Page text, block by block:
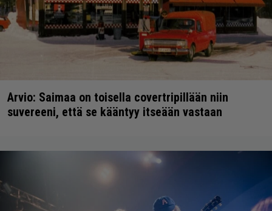
Arvio: Saimaa on toisella covertripillään niin
suvereeni, että se kääntyy itseään vastaan